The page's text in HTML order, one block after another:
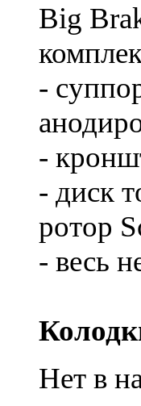
Big
-
-
- диск
ротор
- весь
Нет в